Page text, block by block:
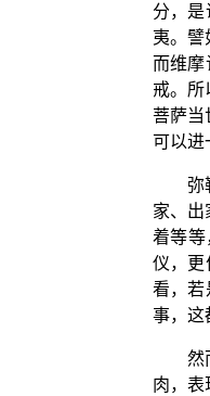
分，
夷。譬
而维
戒。所
菩萨当
可以进
弥
家、出
着等等
仪，更
看，若
事，这
然
肉，表